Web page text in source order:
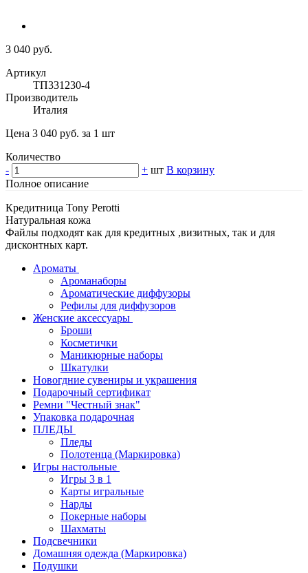
3 040 руб.
Артикул
ТП331230-4
Производитель
Италия
Цена 3 040 руб. за 1 шт
Количество
-
+ шт В корзину
Полное описание
Кредитница Tony Perotti
Натуральная кожа
Файлы подходят как для кредитных ,визитных, так и для
дисконтных карт.
Ароматы
Ароманаборы
Ароматические диффузоры
Рефилы для диффузоров
Женские аксессуары
Броши
Косметички
Маникюрные наборы
Шкатулки
Новогдние сувениры и украшения
Подарочный сертификат
Ремни "Честный знак"
Упаковка подарочная
ПЛЕДЫ
Пледы
Полотенца (Маркировка)
Игры настольные
Игры 3 в 1
Карты игральные
Нарды
Покерные наборы
Шахматы
Подсвечники
Домашняя одежда (Маркировка)
Подушки